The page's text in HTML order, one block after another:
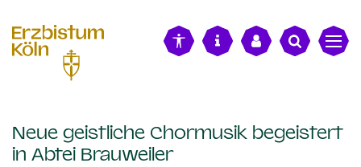
Neue geistliche Chormusik begeistert
in Abtei Brauweiler: